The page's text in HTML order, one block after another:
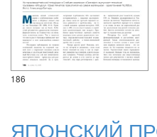
186
ЯПОНСКИЙ